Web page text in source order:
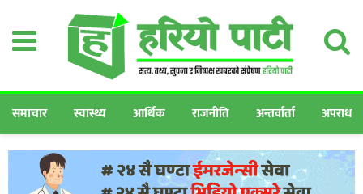
समाचार स्वास्थ्य आर्थिक राजनीति अन्तर्वार्ता अपराध